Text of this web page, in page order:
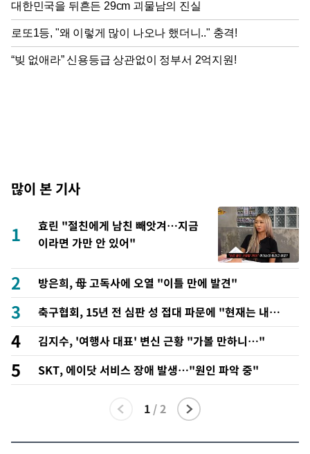
많이 본 기사
1
효린 "절친에게 남친 빼앗겨…지금
이라면 가만 안 있어"
2 방은희, 母 고독사에 오열 "이틀 만에 발견"
3
축구협회, 15년 전 심판 성 접대 파문에 "현재는 내부
지침 준수"
4 김지수, '여행사 대표' 변신 근황 "가볼 만하니…"
5 SKT, 에이닷 서비스 장애 발생…"원인 파악 중"
1 /2